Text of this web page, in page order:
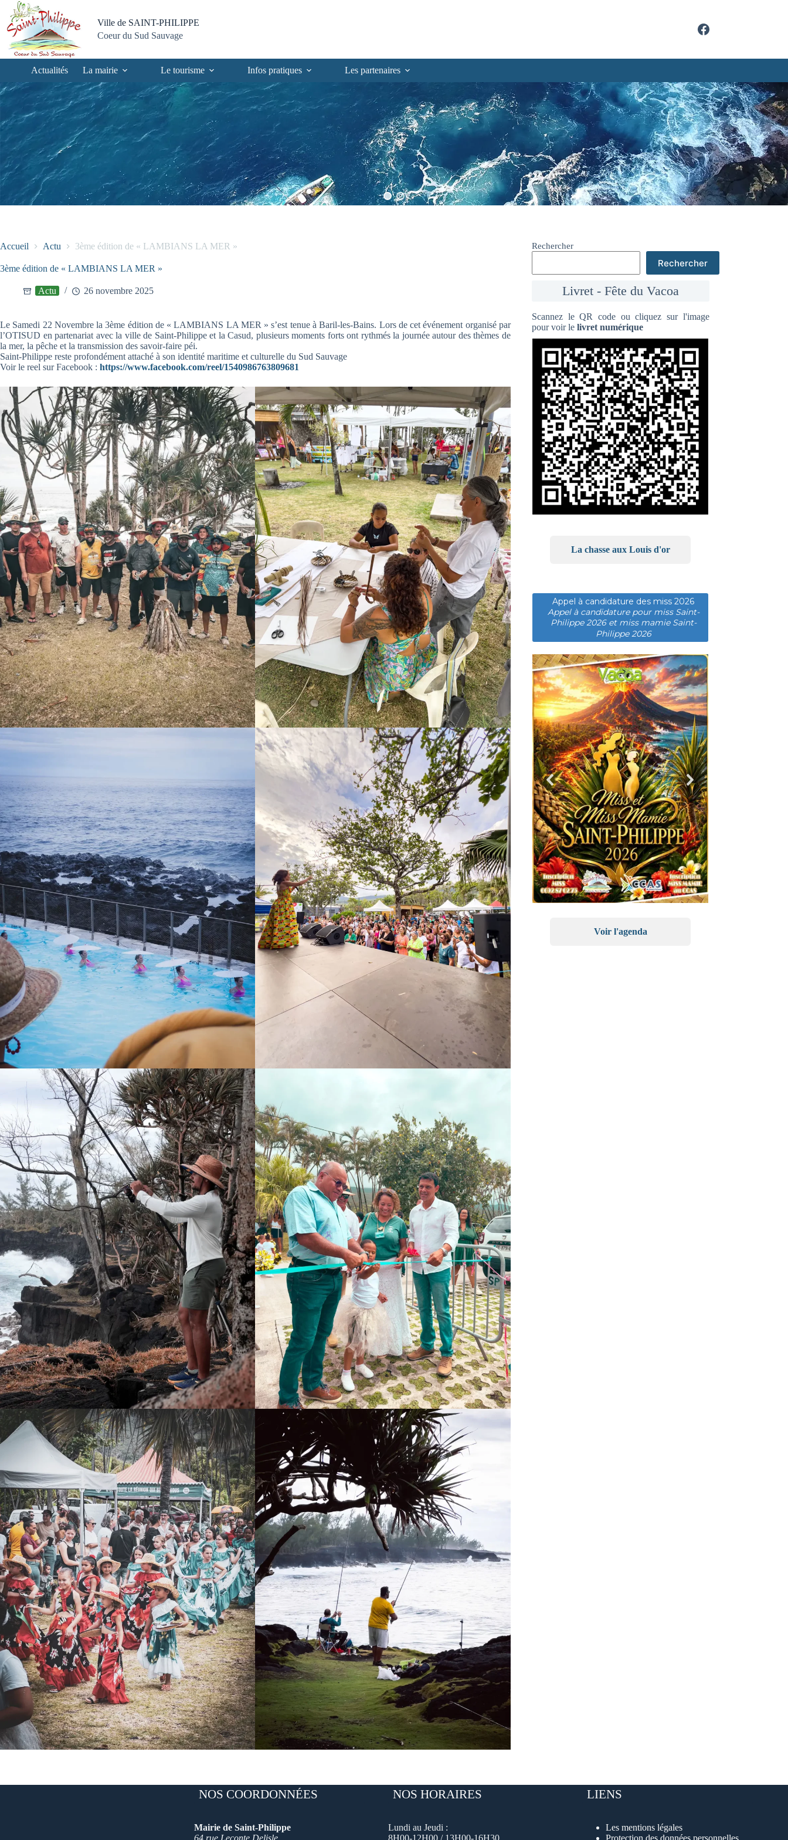
Passer
contenu
Passer
menu
Aller
recherche
Aller
pied
page
Ville de SAINT-PHILIPPE
Coeur du Sud Sauvage
Actualités La mairie Le tourisme Infos pratiques Les partenaires
Accueil Actu 3ème édition de « LAMBIANS LA MER »
3ème édition de « LAMBIANS LA MER »
Actu 26 novembre 2025
Le Samedi 22 Novembre la 3ème édition de « LAMBIANS LA MER » s’est tenue à Baril-les-Bains. Lors de cet événement organisé par
l’OTISUD en partenariat avec la ville de Saint-Philippe et la Casud, plusieurs moments forts ont rythmés la journée autour des thèmes de
la mer, la pêche et la transmission des savoir-faire péi.
Saint-Philippe reste profondément attaché à son identité maritime et culturelle du Sud Sauvage
Voir le reel sur Facebook : https://www.facebook.com/reel/1540986763809681
Rechercher
Rechercher
Livret - Fête du Vacoa
Scannez le QR code ou cliquez sur l'image
pour voir lelivret numérique
La chasse aux Louis d'or
Appel à candidature des miss 2026
Appel à candidature pour miss Saint-
Philippe 2026 et miss mamie Saint-
Philippe 2026
Voir l'agenda
NOS COORDONNÉES
Mairie de Saint-Philippe
64 rue Leconte Delisle
NOS HORAIRES
Lundi au Jeudi :
8H00-12H00 / 13H00-16H30
LIENS
Les mentions légales
Protection des données personnelles